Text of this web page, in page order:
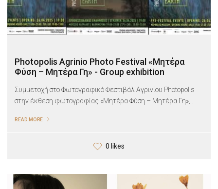
Photopolis Agrinio Photo Festival «Μητέρα
Φύση – Μητέρα Γη» - Group exhibition
Συμμετοχή στο Φωτογραφικό Φεστιβάλ Αγρινίου Photopolis
στην έκθεση φωτογραφίας «Μητέρα Φύση – Μητέρα Γη»,...
READ MORE
0 likes